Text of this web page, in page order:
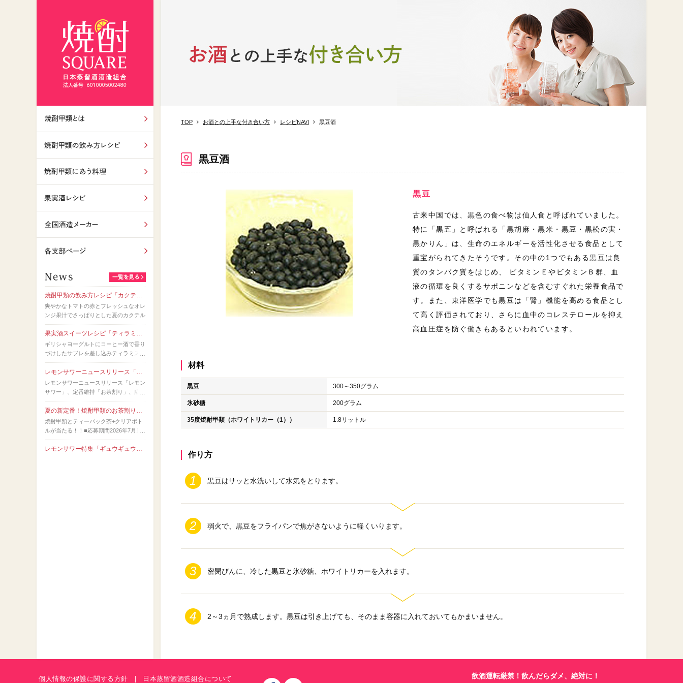
焼酎甲類の飲み方レシピ「カクテル名人」
爽やかなトマトの赤とフレッシュなオレ
ンジ果汁でさっぱりとした夏のカクテル
ギリシャヨーグルトにコーヒー酒で香り
づけしたサブレを差し込みティラミス風
に。
レモンサワーニュースリリース「レモン
サワー」、定番維持「お茶割り」、広が
りの兆し（令和8年7月）
焼酎甲類とティーバック茶+クリアボト
ルが当たる！！■応募期間2026年7月10
日(金)～2026年8月20日(木)■賞品・当選
者数焼酎甲類1本と水出しができるティレモンサワー特集「ギュウギュウレモンサワー」作り方動画を公開しました。
TOP お酒との上手な付き合い方 レシピNAVI 黒豆酒
黒豆酒
黒豆
古来中国では、黒色の食べ物は仙人食と呼ばれていました。
特に「黒五」と呼ばれる「黒胡麻・黒米・黒豆・黒松の実・
黒かりん」は、生命のエネルギーを活性化させる食品として
重宝がられてきたそうです。その中の1つでもある黒豆は良
質のタンパク質をはじめ、 ビタミンＥやビタミンＢ群、血
液の循環を良くするサポニンなどを含むすぐれた栄養食品で
す。また、東洋医学でも黒豆は「腎」機能を高める食品とし
て高く評価されており、さらに血中のコレステロールを抑え
高血圧症を防ぐ働きもあるといわれています。
材料
黒豆 300～350グラム
氷砂糖 200グラム
35度焼酎甲類（ホワイトリカー（1）） 1.8リットル
作り方
黒豆はサッと水洗いして水気をとります。
弱火で、黒豆をフライパンで焦がさないように軽くいります。
密閉びんに、冷した黒豆と氷砂糖、ホワイトリカーを入れます。
2～3ヵ月で熟成します。黒豆は引き上げても、そのまま容器に入れておいてもかまいません。
個人情報の保護に関する方針 日本蒸留酒酒造組合について 飲酒運転厳禁！飲んだらダメ、絶対に！